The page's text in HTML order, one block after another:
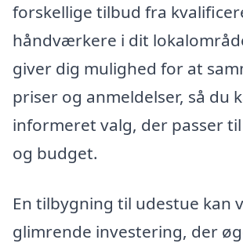
forskellige tilbud fra
håndværkere i dit
giver dig mulighed for at
priser og anmeldelser, så du
informeret valg, der passer
og budget.
En tilbygning til udestue kan
glimrende investering, der